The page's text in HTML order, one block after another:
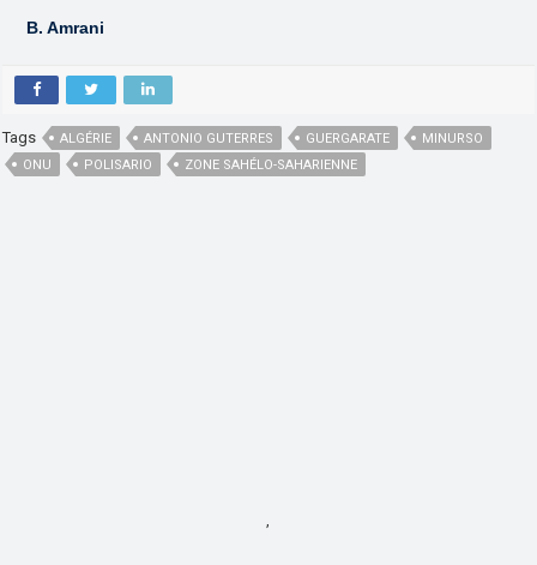
B. Amrani
Tags ALGÉRIE ANTONIO GUTERRES GUERGARATE
MINURSO
ONU
POLISARIO ZONE SAHÉLO-SAHARIENNE
,